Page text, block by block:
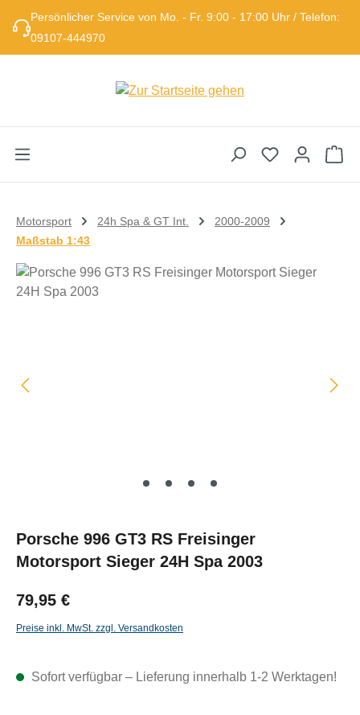
Zum Hauptinhalt springen
Persönlicher Service von Mo. - Fr. 9:00 - 17:00 Uhr / Telefon:
09107-444970
Motorsport 24h Spa & GT Int.
2000-2009
Maßstab 1:43
Bildergalerie überspringen
Porsche 996 GT3 RS Freisinger
Motorsport Sieger 24H Spa 2003
79,95 €
Preise inkl. MwSt. zzgl. Versandkosten
Sofort verfügbar – Lieferung innerhalb 1-2 Werktagen!